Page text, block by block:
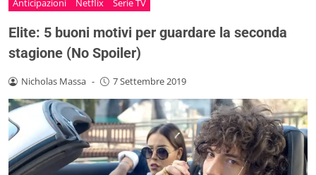
Anticipazioni Netflix Serie TV
Elite: 5 buoni motivi per guardare la seconda
stagione (No Spoiler)
Nicholas Massa - 7 Settembre 2019